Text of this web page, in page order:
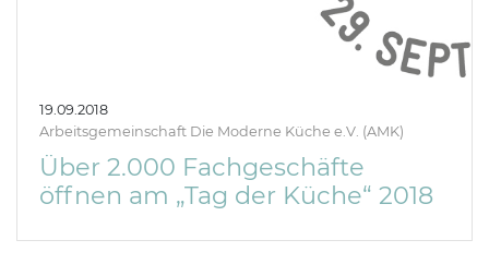
19.09.2018
Arbeitsgemeinschaft Die Moderne Küche e.V. (AMK)
Über 2.000 Fachgeschäfte
öffnen am „Tag der Küche“ 2018